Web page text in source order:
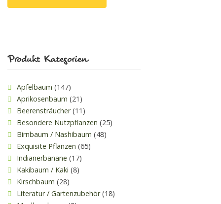
Produkt Kategorien
Apfelbaum (147)
Aprikosenbaum (21)
Beerensträucher (11)
Besondere Nutzpflanzen (25)
Birnbaum / Nashibaum (48)
Exquisite Pflanzen (65)
Indianerbanane (17)
Kakibaum / Kaki (8)
Kirschbaum (28)
Literatur / Gartenzubehör (18)